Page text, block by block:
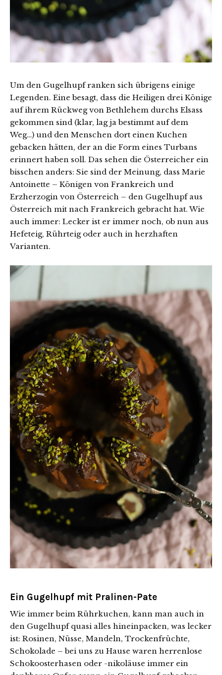
Um den Gugelhupf ranken sich übrigens einige
Legenden. Eine besagt, dass die Heiligen drei Könige
auf ihrem Rückweg von Bethlehem durchs Elsass
gekommen sind (klar, lag ja bestimmt auf dem
Weg…) und den Menschen dort einen Kuchen
gebacken hätten, der an die Form eines Turbans
erinnert haben soll. Das sehen die Österreicher ein
bisschen anders: Sie sind der Meinung, dass Marie
Antoinette – Königen von Frankreich und
Erzherzogin von Österreich – den Gugelhupf aus
Österreich mit nach Frankreich gebracht hat. Wie
auch immer: Lecker ist er immer noch, ob nun aus
Hefeteig, Rührteig oder auch in herzhaften
Varianten.
Ein Gugelhupf mit Pralinen-Pate
Wie immer beim Rührkuchen, kann man auch in
den Gugelhupf quasi alles hineinpacken, was lecker
ist: Rosinen, Nüsse, Mandeln, Trockenfrüchte,
Schokolade – bei uns zu Hause waren herrenlose
Schokoosterhasen oder -nikoläuse immer ein